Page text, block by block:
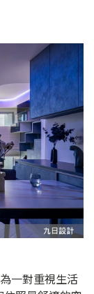
一對重視生活